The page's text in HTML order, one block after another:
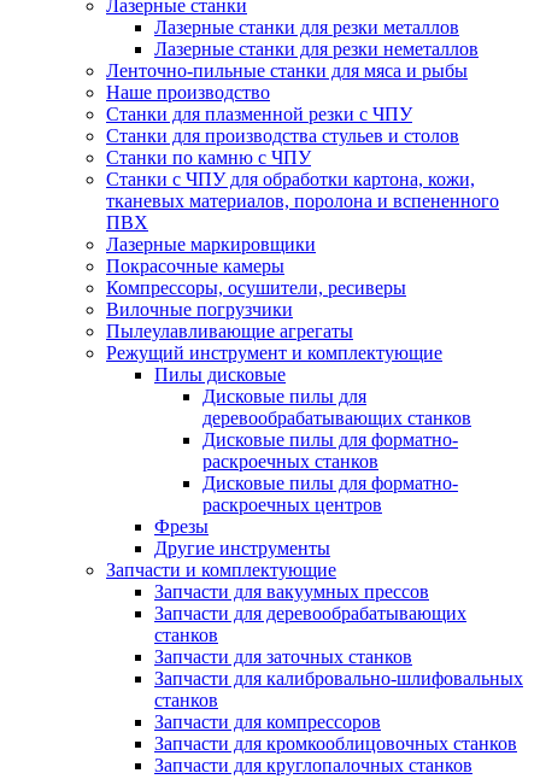
Лазерные станки
Лазерные станки для резки металлов
Лазерные станки для резки неметаллов
Ленточно-пильные станки для мяса и рыбы
Наше производство
Станки для плазменной резки с ЧПУ
Станки для производства стульев и столов
Станки по камню с ЧПУ
Станки с ЧПУ для обработки картона, кожи,
тканевых материалов, поролона и вспененного
ПВХ
Лазерные маркировщики
Покрасочные камеры
Компрессоры, осушители, ресиверы
Вилочные погрузчики
Пылеулавливающие агрегаты
Режущий инструмент и комплектующие
Пилы дисковые
Дисковые пилы для
деревообрабатывающих станков
Дисковые пилы для форматно-
раскроечных станков
Дисковые пилы для форматно-
раскроечных центров
Фрезы
Другие инструменты
Запчасти и комплектующие
Запчасти для вакуумных прессов
Запчасти для деревообрабатывающих
станков
Запчасти для заточных станков
Запчасти для калибровально-шлифовальных
станков
Запчасти для компрессоров
Запчасти для кромкооблицовочных станков
Запчасти для круглопалочных станков